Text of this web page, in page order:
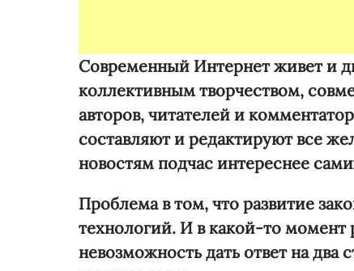
Современный Интернет живет и
коллективным творчеством,
авторов, читателей и
составляют и редактируют все
новостям подчас интереснее
Проблема в том, что развитие
технологий. И в какой-то момент
невозможность дать ответ на два